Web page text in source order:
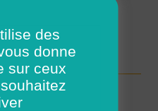
- Locmaria-
des
donne
sur ceux